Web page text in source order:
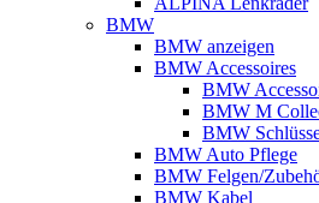
BMW
BMW anzeigen
BMW Accessoires
BMW
BMW M
BMW
BMW Auto Pflege
BMW Felgen/
BMW Kabel